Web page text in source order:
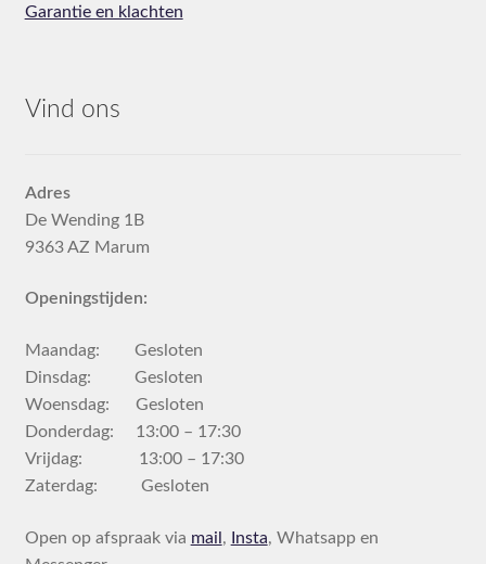
Garantie en klachten
Vind ons
Adres
De Wending 1B
9363 AZ Marum
Openingstijden:
Maandag: Gesloten
Dinsdag: Gesloten
Woensdag: Gesloten
Donderdag: 13:00 – 17:30
Vrijdag: 13:00 – 17:30
Zaterdag: Gesloten
Open op afspraak via mail , Insta, Whatsapp en